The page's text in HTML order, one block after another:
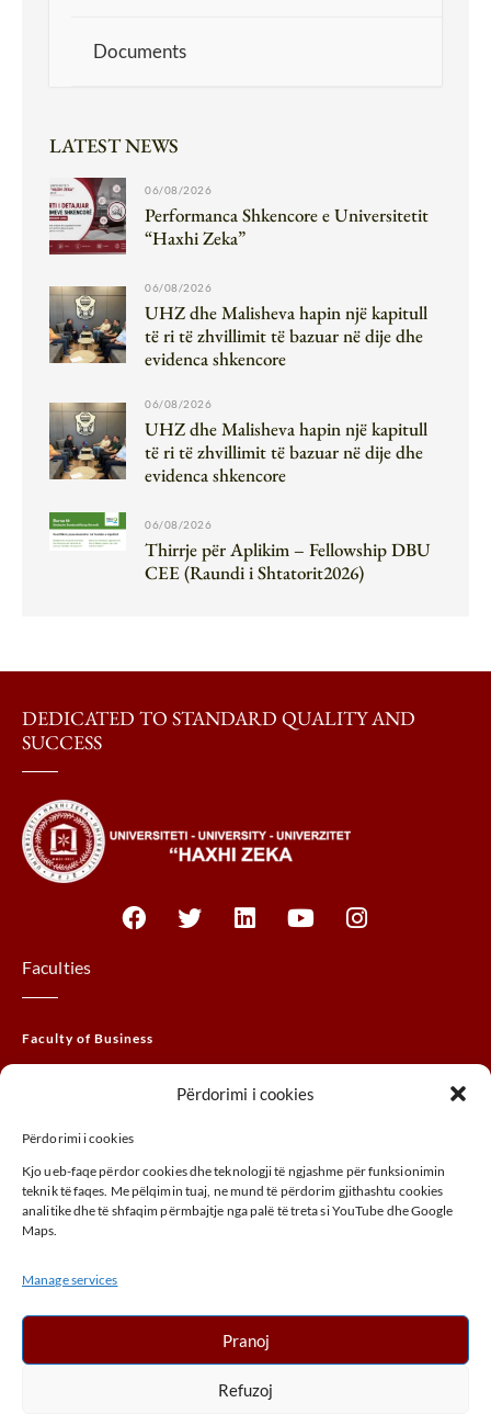
Përdorimi i cookies
Përdorimi i cookies
Kjo ueb-faqe përdor cookies dhe teknologji të ngjashme për funksionimin
teknik të faqes. Me pëlqimin tuaj, ne mund të përdorim gjithashtu cookies
analitike dhe të shfaqim përmbajtje nga palë të treta si YouTube dhe Google
Maps.
Manage services
Pranoj
Refuzoj
Documents
LATEST NEWS
06/08/2026
Performanca Shkencore e Universitetit
“Haxhi Zeka”
06/08/2026
UHZ dhe Malisheva hapin një kapitull
të ri të zhvillimit të bazuar në dije dhe
evidenca shkencore
06/08/2026
UHZ dhe Malisheva hapin një kapitull
të ri të zhvillimit të bazuar në dije dhe
evidenca shkencore
06/08/2026
Thirrje për Aplikim – Fellowship DBU
CEE (Raundi i Shtatorit2026)
DEDICATED TO STANDARD QUALITY AND
SUCCESS
Faculties
Faculty of Business
Faculty of Arts
ADDRESS
UÇK,Street, 30000, Peja, Kosovo
info@unhz.eu